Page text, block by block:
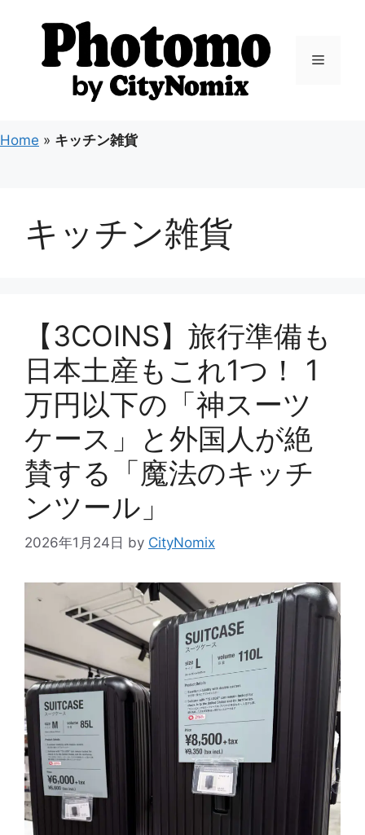
ス
キ
メ
Home » キッチン雑貨
キッチン雑貨
【3COINS】旅行準備も
日本土産もこれ1つ！ 1
万円以下の「神スーツ
ケース」と外国人が絶
賛する「魔法のキッチ
ンツール」
2026年1月24日 by CityNomix